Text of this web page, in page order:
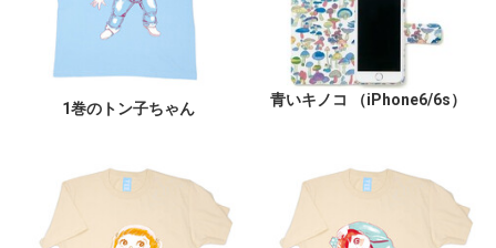
1巻のトン子ちゃん
青いキノコ （iPhone6/6s）